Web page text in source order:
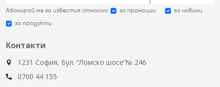
Абонирай ме за известия относно: за промоции за новини
за продукти
Контакти
1231 София, Бул. “Ломско шосе”№ 246
0700 44 155